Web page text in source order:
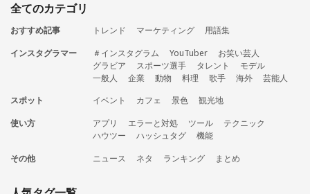
全てのカテゴリ
おすすめ記事 トレンド マーケティング
用語集
インスタグラマー
＃インスタグラム YouTuber
お笑い芸人
グラビア
スポーツ選手 タレント
モデル
一般人
企業 動物 料理 歌手 海外
芸能人
スポット
イベント カフェ 景色
観光地
使い方
アプリ エラーと対処 ツール
テクニック
ハウツー
ハッシュタグ
機能
その他
ニュース ネタ ランキング まとめ